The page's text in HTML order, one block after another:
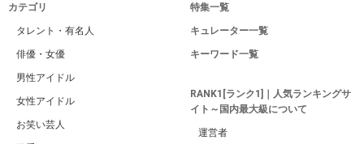
カテゴリ
タレント・有名人
俳優・女優
男性アイドル
女性アイドル
お笑い芸人
特集一覧
キュレーター一覧
キーワード一覧
RANK1[ランク1]｜人気ランキングサ
イト～国内最大級について
運営者